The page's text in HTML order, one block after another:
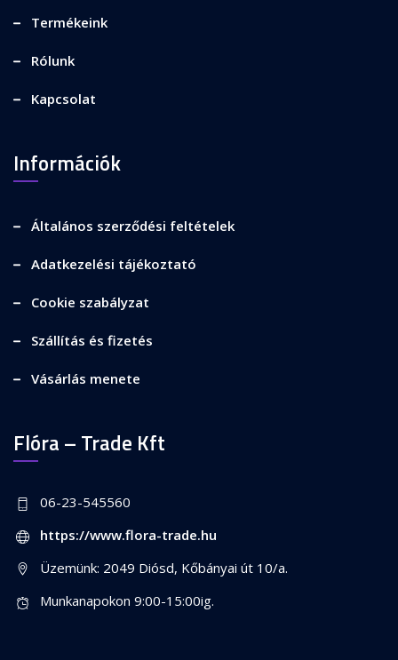
Termékeink
Rólunk
Kapcsolat
Információk
Általános szerződési feltételek
Adatkezelési tájékoztató
Cookie szabályzat
Szállítás és fizetés
Vásárlás menete
Flóra – Trade Kft
06-23-545560
https://www.flora-trade.hu
Üzemünk: 2049 Diósd, Kőbányai út 10/a.
Munkanapokon 9:00-15:00ig.